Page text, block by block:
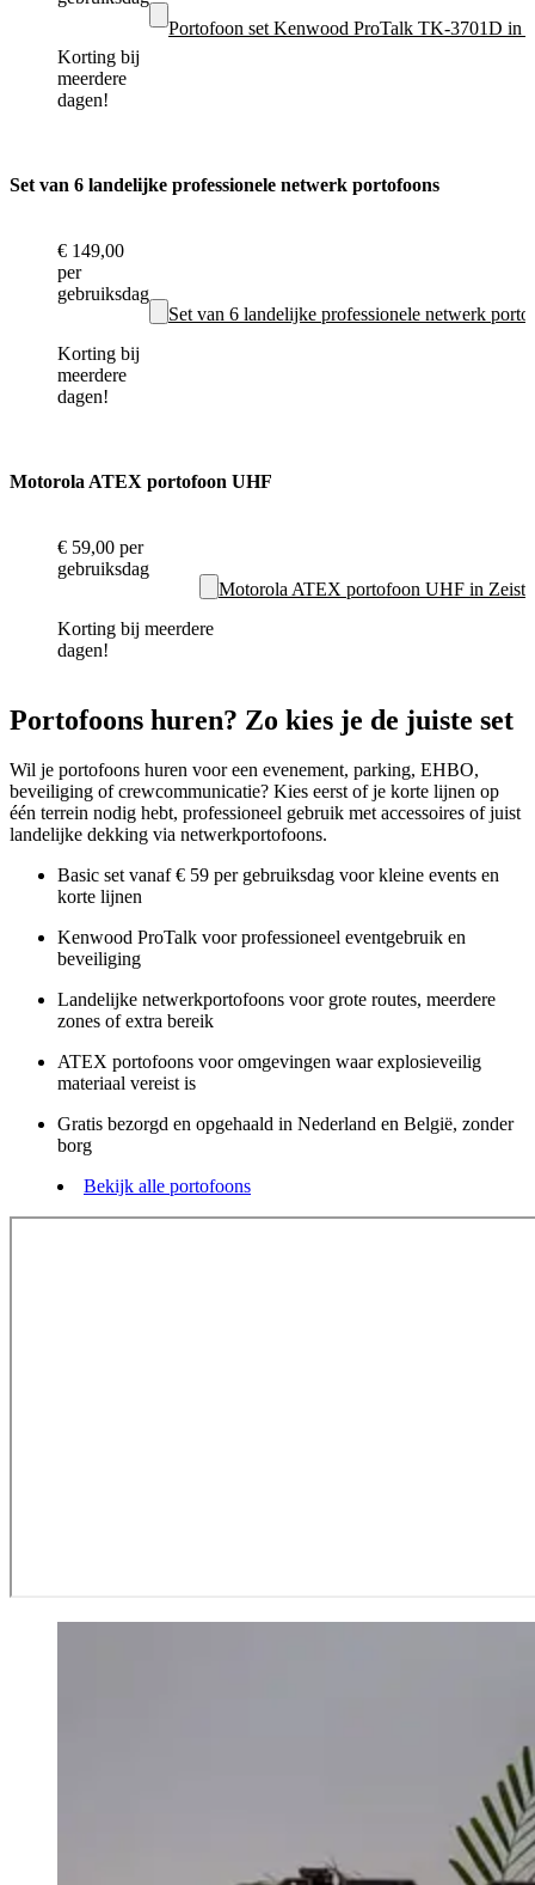
Korting bij
meerdere
dagen!
Portofoon set Kenwood ProTalk TK-3701D in
Set van 6 landelijke professionele netwerk portofoons
€ 149,00
per
gebruiksdag
Korting bij
meerdere
dagen!
Set van 6 landelijke professionele netwerk
Motorola ATEX portofoon UHF
€ 59,00 per
gebruiksdag
Korting bij meerdere
dagen!
Motorola ATEX portofoon UHF in Zeist
Portofoons huren? Zo kies je de juiste set
Wil je portofoons huren voor een evenement, parking, EHBO,
beveiliging of crewcommunicatie? Kies eerst of je korte lijnen op
één terrein nodig hebt, professioneel gebruik met accessoires of juist
landelijke dekking via netwerkportofoons.
Basic set vanaf € 59 per gebruiksdag voor kleine events en
korte lijnen
Kenwood ProTalk voor professioneel eventgebruik en
beveiliging
Landelijke netwerkportofoons voor grote routes, meerdere
zones of extra bereik
ATEX portofoons voor omgevingen waar explosieveilig
materiaal vereist is
Gratis bezorgd en opgehaald in Nederland en België, zonder
borg
Bekijk alle portofoons